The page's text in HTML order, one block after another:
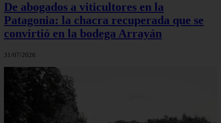
De abogados a viticultores en la
Patagonia: la chacra recuperada que se
convirtió en la bodega Arrayán
31/07/2026